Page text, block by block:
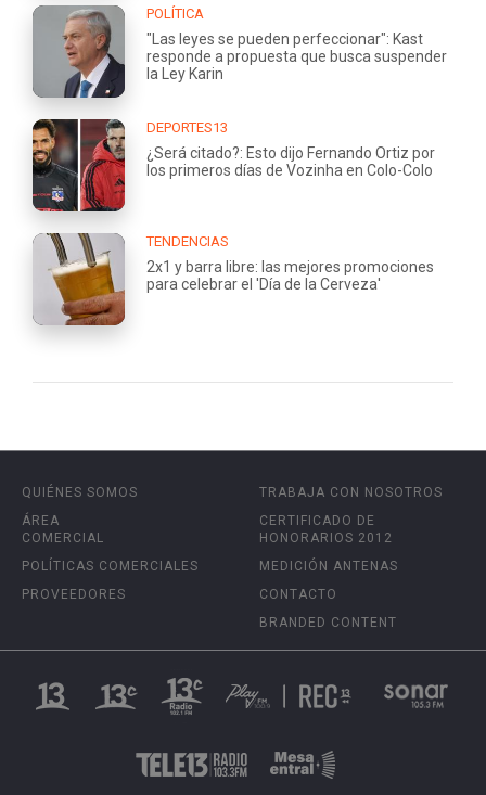
POLÍTICA
"Las leyes se pueden perfeccionar": Kast
responde a propuesta que busca suspender
la Ley Karin
DEPORTES13
¿Será citado?: Esto dijo Fernando Ortiz por
los primeros días de Vozinha en Colo-Colo
TENDENCIAS
2x1 y barra libre: las mejores promociones
para celebrar el 'Día de la Cerveza'
QUIÉNES SOMOS
ÁREA
COMERCIAL
POLÍTICAS COMERCIALES
PROVEEDORES
TRABAJA CON NOSOTROS
CERTIFICADO DE
HONORARIOS 2012
MEDICIÓN ANTENAS
CONTACTO
BRANDED CONTENT